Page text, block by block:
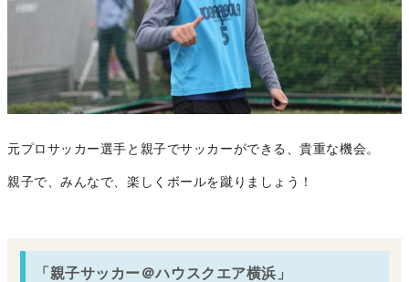
元プロサッカー選手と親子でサッカーができる、貴重な機会。
親子で、みんなで、楽しくボールを蹴りましょう！
「親子サッカー＠ハウスクエア横浜」